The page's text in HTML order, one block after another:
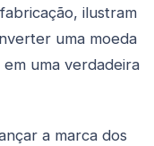
ilustram
uma moeda
uma verdadeira
a marca dos